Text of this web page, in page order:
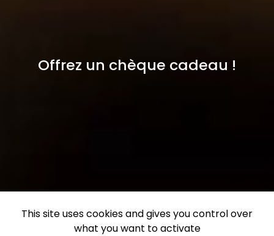
Offrez un chèque cadeau !
This site uses cookies and gives you control over
what you want to activate